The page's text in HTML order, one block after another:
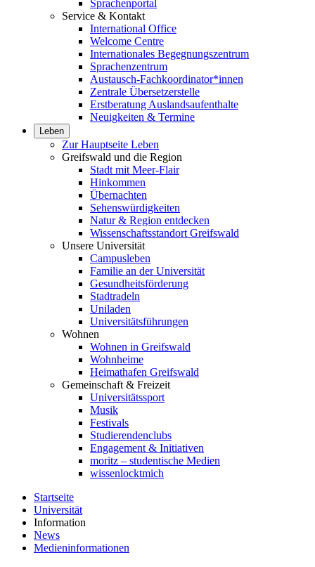
Sprachenportal
Service & Kontakt
International Office
Welcome Centre
Internationales Begegnungszentrum
Sprachenzentrum
Austausch-Fachkoordinator*innen
Zentrale Übersetzerstelle
Erstberatung Auslandsaufenthalte
Neuigkeiten & Termine
Leben
Zur Hauptseite Leben
Greifswald und die Region
Stadt mit Meer-Flair
Hinkommen
Übernachten
Sehenswürdigkeiten
Natur & Region entdecken
Wissenschaftsstandort Greifswald
Unsere Universität
Campusleben
Familie an der Universität
Gesundheitsförderung
Stadtradeln
Uniladen
Universitätsführungen
Wohnen
Wohnen in Greifswald
Wohnheime
Heimathafen Greifswald
Gemeinschaft & Freizeit
Universitätssport
Musik
Festivals
Studierendenclubs
Engagement & Initiativen
moritz – studentische Medien
wissenlocktmich
Startseite
Universität
Information
News
Medieninformationen